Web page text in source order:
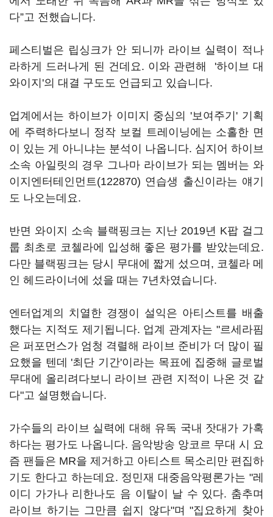
다”고 전했습니다.
페스티벌은 립싱크가 안 되니까 라이브 실력이 적나
라하게 드러나게 된 건데요. 이와 관련해 '하이브 대
와이지'의 대결 구도도 언급되고 있습니다.
업계에서는 하이브가 이미지 중심의 '보여주기' 기획
에 주력하다보니 정작 보컬 트레이닝에는 소홀한 면
이 있는 게 아니냐는 분석이 나옵니다. 심지어 하이브
소속 아일릿의 경우 그나마 라이브가 되는 멤버는 와
이지엔터테인먼트(122870) 연습생 출신이라는 얘기
도 나오는데요.
반면 와이지 소속 블랙핑크는 지난 2019년 K팝 걸그
룹 최초로 코첼라에 입성해 좋은 평가를 받았는데요.
다만 블랙핑크는 당시 무대에 짧게 섰으며, 코첼라 메
인 헤드라이너에 섰을 때는 7년차였습니다.
엔터업계의 치열한 경쟁이 설익은 아티스트를 배출
했다는 지적도 제기됩니다. 업계 관계자는 "르세라핌
은 퍼포먼스가 엄청 격렬해 라이브 준비가 더 많이 필
요했을 텐데 '최단 기간'이라는 목표에 집중해 글로벌
무대에 올리려다보니 라이브 관련 지적이 나온 것 같
다"고 설명했습니다.
가수들의 라이브 실력에 대해 유독 국내 잣대가 가혹
하다는 평가도 나옵니다. 음악방송 앙코르 무대 시 요
즘 팬들은 MR을 제거하고 아티스트 목소리만 편집하
기도 한다고 하는데요. 정민재 대중음악평론가는 "레
이디 가가나 리한나도 음 이탈이 날 수 있다. 춤추며
라이브 하기는 그만큼 쉽지 않다"며 "집요하게 찾아